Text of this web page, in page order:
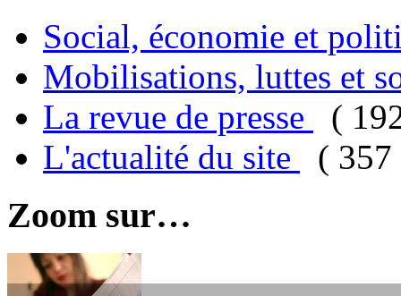
Social, économie et
Mobilisations, luttes et
La revue de presse
(
L'actualité du site
( 357
Zoom sur…